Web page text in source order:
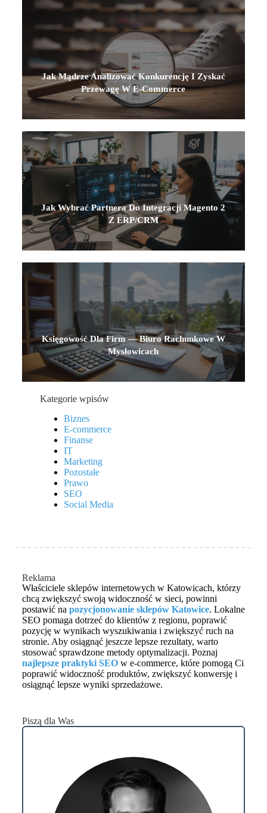
Jak Mądrze Analizować Konkurencję I Zyskać
Przewagę W E‑commerce
Jak Wybrać Partnera Do Integracji Magento 2
Z ERP/CRM
Księgowość Dla Firm — Biuro Rachunkowe W
Mysłowicach
Kategorie wpisów
Biznes
E-commerce
Finanse
IT
Marketing
Pozostałe
Prawo
SEO
Social Media
Reklama
Właściciele sklepów internetowych w Katowicach, którzy
chcą zwiększyć swoją widoczność w sieci, powinni
postawić na pozycjonowanie sklepów Katowice. Lokalne
SEO pomaga dotrzeć do klientów z regionu, poprawić
pozycję w wynikach wyszukiwania i zwiększyć ruch na
stronie. Aby osiągnąć jeszcze lepsze rezultaty, warto
stosować sprawdzone metody optymalizacji. Poznaj
najlepsze praktyki SEOw e-commerce, które pomogą Ci
poprawić widoczność produktów, zwiększyć konwersję i
osiągnąć lepsze wyniki sprzedażowe.
Piszą dla Was